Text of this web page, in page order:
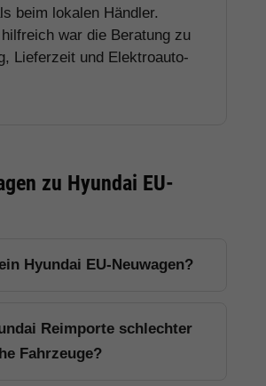
beim lokalen Händler.
war die Beratung zu
Lieferzeit und Elektroauto-
zu Hyundai EU-
Hyundai EU-Neuwagen?
Reimporte schlechter
Fahrzeuge?